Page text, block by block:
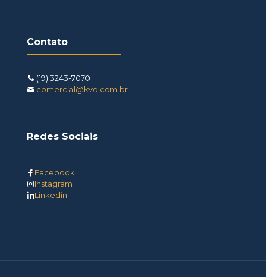
Contato
(19) 3243-7070
comercial@kvo.com.br
Redes Sociais
Facebook
Instagram
Linkedin